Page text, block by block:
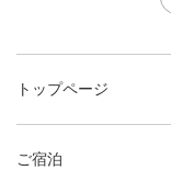
トップページ
ご宿泊